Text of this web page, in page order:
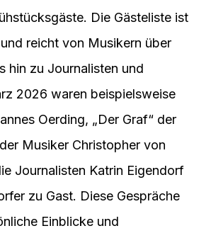
Die Gästeliste ist
reicht von Musikern über
hin zu Journalisten und
2026 waren beispielsweise
Oerding, „Der Graf“ der
Musiker Christopher von
Journalisten Katrin Eigendorf
zu Gast. Diese Gespräche
Einblicke und